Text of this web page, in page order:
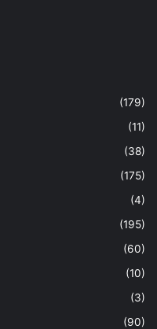
(179)
(11)
(38)
(175)
(4)
(195)
(60)
(10)
(3)
(90)